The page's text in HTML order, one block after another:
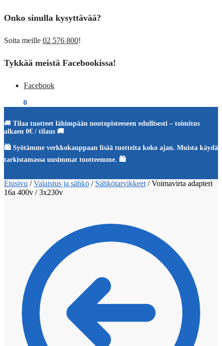
Onko sinulla kysyttävää?
Soita meille 02 576 800!
Tykkää meistä Facebookissa!
Facebook
0
🚚 Tilaa tuotteet lähimpään noutopisteeseen edullisesti – toimitus
alkaen 0€ / tilaus 🚚
🛍️ Syötämme verkkokauppaan lisää tuotteita koko ajan. Muista käydä
tarkistamassa uusimmat tuotteemme. 🛍️
Etusivu /Valaistus ja sähkö / Sähkötarvikkeet /Voimavirta adapteri
16a 400v / 3x230v